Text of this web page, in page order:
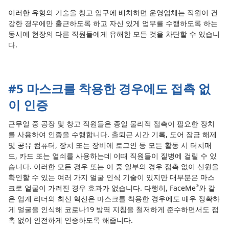
이러한 유형의 기술을 창고 입구에 배치하면 운영업체는 직원이 건
강한 경우에만 출근하도록 하고 자신 있게 업무를 수행하도록 하는
동시에 현장의 다른 직원들에게 유해한 모든 것을 차단할 수 있습니
다.
#5 마스크를 착용한 경우에도 접촉 없
이 인증
근무일 중 공장 및 창고 직원들은 종일 물리적 접촉이 필요한 장치
를 사용하여 인증을 수행합니다. 출퇴근 시간 기록, 도어 잠금 해제
및 공유 컴퓨터, 장치 또는 장비에 로그인 등 모든 활동 시 터치패
드, 카드 또는 열쇠를 사용하는데 이때 직원들이 질병에 걸릴 수 있
습니다. 이러한 모든 경우 또는 이 중 일부의 경우 접촉 없이 신원을
확인할 수 있는 여러 가지 얼굴 인식 기술이 있지만 대부분은 마스
크로 얼굴이 가려진 경우 효과가 없습니다. 다행히, FaceMe®와 같
은 업계 리더의 최신 혁신은 마스크를 착용한 경우에도 매우 정확하
게 얼굴을 인식해 코로나19 방역 지침을 철저하게 준수하면서도 접
촉 없이 안전하게 인증하도록 해줍니다.